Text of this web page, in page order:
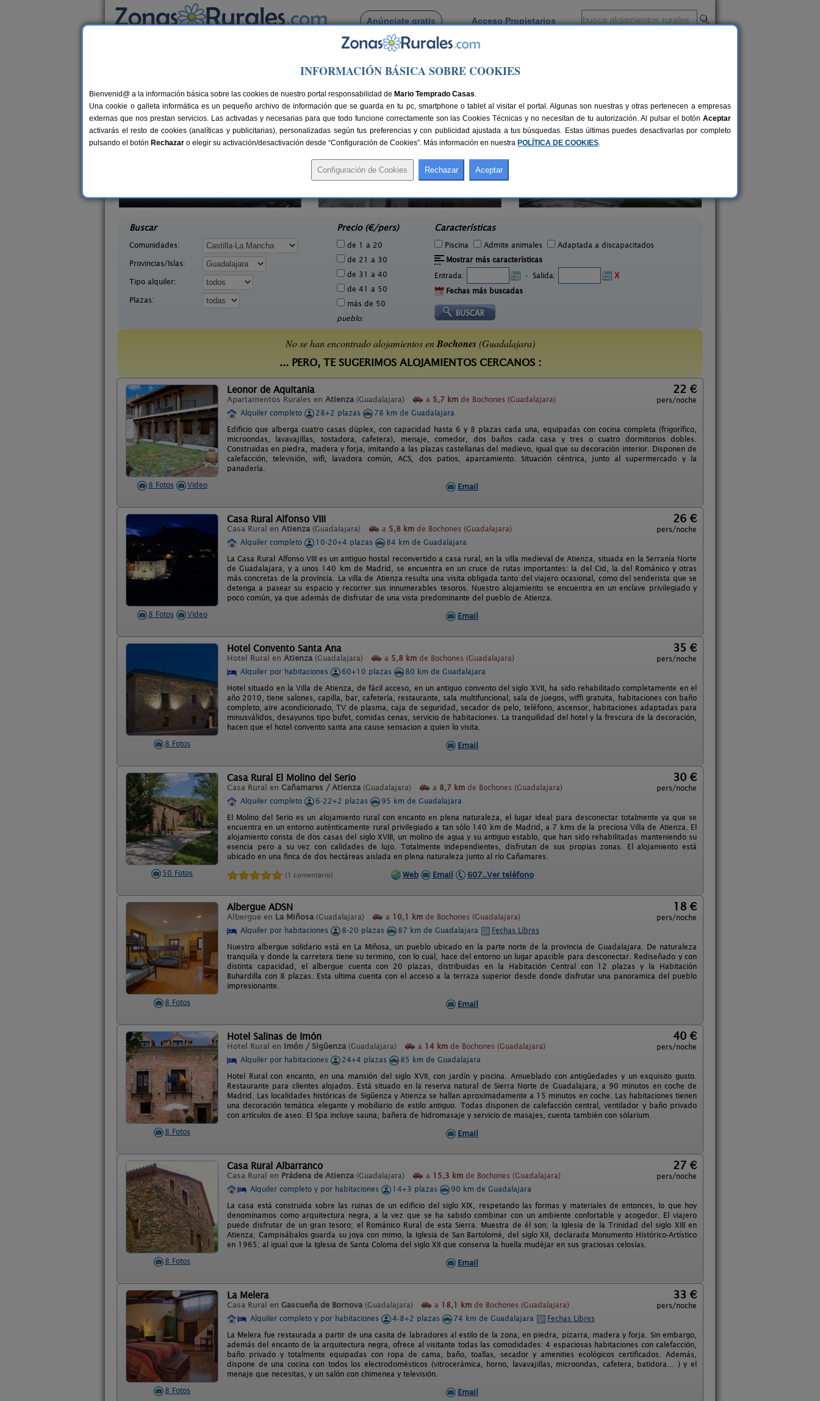
Anúnciate gratis Acceso Propietarios
Busca por pueblo
> Bochones
Casas Rurales cerca de Bochones
22 €
Casa Rural La Corneja
Huérmeces del Cerro
Buscar
Comunidades:
Provincias/Islas:
Tipo alquiler:
Plazas:
Precio (€/pers)
de 1 a 20
de 21 a 30
de 31 a 40
de 41 a 50
más de 50
pueblo:
Características
Piscina Admite animales
Adaptada a discapacitados
Mostrar más características
Entrada:
- Salida:
X
Fechas más buscadas
No se han encontrado alojamientos enBochones(Guadalajara)
... PERO, TE SUGERIMOS ALOJAMIENTOS CERCANOS :
8 Fotos Video
Leonor de Aquitania
Apartamentos Rurales en Atienza (Guadalajara) a 5,7 km de Bochones (Guadalajara)
22 €
pers/noche
Alquiler completo
28+2 plazas
78 km de Guadalajara
Edificio que alberga cuatro casas dúplex, con capacidad hasta 6 y 8 plazas cada una, equipadas con cocina completa (frigorífico,
microondas, lavavajillas, tostadora, cafetera), menaje, comedor, dos baños cada casa y tres o cuatro dormitorios dobles.
Construidas en piedra, madera y forja, imitando a las plazas castellanas del medievo, igual que su decoración interior. Disponen de
calefacción, televisión, wifi, lavadora común, ACS, dos patios, aparcamiento. Situación céntrica, junto al supermercado y la
panadería.
Email
8 Fotos Video
Casa Rural Alfonso VIII
Casa Rural en Atienza (Guadalajara) a 5,8 km de Bochones (Guadalajara)
26 €
pers/noche
Alquiler completo
10-20+4 plazas
84 km de Guadalajara
La Casa Rural Alfonso VIII es un antiguo hostal reconvertido a casa rural, en la villa medieval de Atienza, situada en la Serranía Norte
de Guadalajara, y a unos 140 km de Madrid, se encuentra en un cruce de rutas importantes: la del Cid, la del Románico y otras
más concretas de la provincia. La villa de Atienza resulta una visita obligada tanto del viajero ocasional, como del senderista que se
detenga a pasear su espacio y recorrer sus innumerables tesoros. Nuestro alojamiento se encuentra en un enclave privilegiado y
poco común, ya que además de disfrutar de una vista predominante del pueblo de Atienza.
Email
8 Fotos
Hotel Convento Santa Ana
Hotel Rural en Atienza (Guadalajara) a 5,8 km de Bochones (Guadalajara)
35 €
pers/noche
Alquiler por habitaciones
60+10 plazas
80 km de Guadalajara
Hotel situado en la Villa de Atienza, de fácil acceso, en un antiguo convento del siglo XVII, ha sido rehabilitado completamente en el
año 2010, tiene salones, capilla, bar, cafetería, restaurante, sala multifuncional, sala de juegos, wiffi gratuita, habitaciones con baño
completo, aire acondicionado, TV de plasma, caja de seguridad, secador de pelo, teléfono, ascensor, habitaciones adaptadas para
minusválidos, desayunos tipo bufet, comidas cenas, servicio de habitaciones. La tranquilidad del hotel y la frescura de la decoración,
hacen que el hotel convento santa ana cause sensacion a quien lo visita.
Email
50 Fotos
Casa Rural El Molino del Serio
Casa Rural en Cañamares / Atienza (Guadalajara) a 8,7 km de Bochones (Guadalajara)
30 €
pers/noche
Alquiler completo
6-22+2 plazas
95 km de Guadalajara
El Molino del Serio es un alojamiento rural con encanto en plena naturaleza, el lugar ideal para desconectar totalmente ya que se
encuentra en un entorno auténticamente rural privilegiado a tan sólo 140 km de Madrid, a 7 kms de la preciosa Villa de Atienza. El
alojamiento consta de dos casas del siglo XVIII, un molino de agua y su antiguo establo, que han sido rehabilitadas manteniendo su
esencia pero a su vez con calidades de lujo. Totalmente independientes, disfrutan de sus propias zonas. El alojamiento está
ubicado en una finca de dos hectáreas aislada en plena naturaleza junto al río Cañamares.
(1 comentario) Web Email 607..Ver teléfono
8 Fotos
Albergue ADSN
Albergue en La Miñosa (Guadalajara) a 10,1 km de Bochones (Guadalajara)
18 €
pers/noche
Alquiler por habitaciones
8-20 plazas 87 km de Guadalajara
Fechas Libres
Nuestro albergue solidario está en La Miñosa, un pueblo ubicado en la parte norte de la provincia de Guadalajara. De naturaleza
tranquila y donde la carretera tiene su termino, con lo cual, hace del entorno un lugar apacible para desconectar. Rediseñado y con
distinta capacidad, el albergue cuenta con 20 plazas, distribuidas en la Habitación Central con 12 plazas y la Habitación
Buhardilla con 8 plazas. Esta ultima cuenta con el acceso a la terraza superior desde donde disfrutar una panoramica del pueblo
impresionante.
Email
8 Fotos
Hotel Salinas de Imón
Hotel Rural en Imón / Sigüenza (Guadalajara) a 14 km de Bochones (Guadalajara)
40 €
pers/noche
Alquiler por habitaciones
24+4 plazas
85 km de Guadalajara
Hotel Rural con encanto, en una mansión del siglo XVII, con jardín y piscina. Amueblado con antigüedades y un exquisito gusto.
Restaurante para clientes alojados. Está situado en la reserva natural de Sierra Norte de Guadalajara, a 90 minutos en coche de
Madrid. Las localidades históricas de Sigüenza y Atienza se hallan aproximadamente a 15 minutos en coche. Las habitaciones tienen
una decoración temática elegante y mobiliario de estilo antiguo. Todas disponen de calefacción central, ventilador y baño privado
con artículos de aseo. El Spa incluye sauna, bañera de hidromasaje y servicio de masajes, cuenta también con sólarium.
Email
8 Fotos
Casa Rural Albarranco
Casa Rural en Prádena de Atienza (Guadalajara) a 15,3 km de Bochones (Guadalajara)
27 €
pers/noche
Alquiler completo y por habitaciones
14+3 plazas
90 km de Guadalajara
La casa está construida sobre las ruinas de un edificio del siglo XIX, respetando las formas y materiales de entonces, lo que hoy
denominamos como arquitectura negra, a la vez que se ha sabido combinar con un ambiente confortable y acogedor. El viajero
puede disfrutar de un gran tesoro; el Románico Rural de esta Sierra. Muestra de él son; la Iglesia de la Trinidad del siglo XIII en
Atienza; Campisábalos guarda su joya con mimo, la Iglesia de San Bartolomé, del siglo XII, declarada Monumento Histórico-Artístico
en 1965; al igual que la Iglesia de Santa Coloma del siglo XII que conserva la huella mudéjar en sus graciosas celosías.
Email
8 Fotos
La Melera
Casa Rural en Gascueña de Bornova (Guadalajara) a 18,1 km de Bochones (Guadalajara)
33 €
pers/noche
Alquiler completo y por habitaciones
4-8+2 plazas 74 km de Guadalajara
Fechas Libres
La Melera fue restaurada a partir de una casita de labradores al estilo de la zona, en piedra, pizarra, madera y forja. Sin embargo,
además del encanto de la arquitectura negra, ofrece al visitante todas las comodidades: 4 espaciosas habitaciones con calefacción,
baño privado y totalmente equipadas con ropa de cama, baño, toallas, secador y amenities ecológicos certificados. Además,
dispone de una cocina con todos los electrodomésticos (vitrocerámica, horno, lavavajillas, microondas, cafetera, batidora... ) y el
menaje que necesitas, y un salón con chimenea y televisión.
Email
INFORMACIÓN BÁSICA SOBRE COOKIES
Bienvenid@ a la información básica sobre las cookies de nuestro portal responsabilidad de Mario Temprado Casas.
Una cookie o galleta informática es un pequeño archivo de información que se guarda en tu pc, smartphone o tablet al visitar el portal. Algunas son nuestras y otras pertenecen a empresas
externas que nos prestan servicios. Las activadas y necesarias para que todo funcione correctamente son las Cookies Técnicas y no necesitan de tu autorización. Al pulsar el botón Aceptar
activarás el resto de cookies (analíticas y publicitarias), personalizadas según tus preferencias y con publicidad ajustada a tus búsquedas. Estas últimas puedes desactivarlas por completo
pulsando el botón Rechazar o elegir su activación/desactivación desde “Configuración de Cookies”. Más información en nuestra POLÍTICA DE COOKIES.